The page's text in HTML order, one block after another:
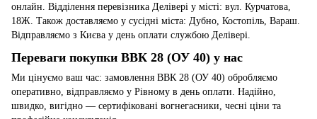
онлайн. Відділення перевізника Делівері у місті: вул. Курчатова,
18Ж. Також доставляємо у сусідні міста: Дубно, Костопіль, Вараш.
Відправляємо з Києва у день оплати службою Делівері.
Переваги покупки ВВК 28 (ОУ 40) у нас
Ми цінуємо ваш час: замовлення ВВК 28 (ОУ 40) обробляємо
оперативно, відправляємо у Рівному в день оплати. Надійно,
швидко, вигідно — сертифіковані вогнегасники, чесні ціни та